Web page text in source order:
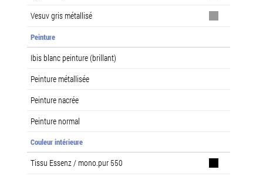
Vesuv gris métallisé
Peinture
Ibis blanc peinture (brillant)
Peinture métallisée
Peinture nacrée
Peinture normal
Couleur intérieure
Tissu Essenz / mono.pur 550